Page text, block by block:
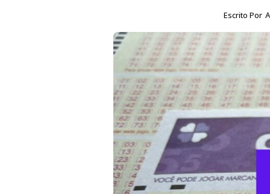
Escrito Por